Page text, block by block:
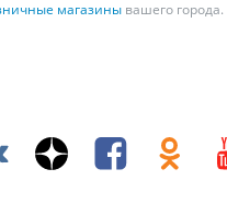
магазинывашего города.